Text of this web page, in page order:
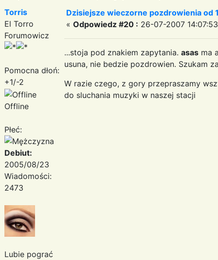
Torris
El Torro
Forumowicz
Pomocna dłoń:
+1/-2
Offline
Płeć:
Debiut:
2005/08/23
Wiadomości:
2473
Lubie pograć
Dzisiejsze wieczorne pozdrowienia od
« Odpowiedz #20 : 26-07-2007
...stoja pod znakiem zapytania. asas ma
usuna, nie bedzie pozdrowien. Szukam
W razie czego, z gory przepraszamy
do sluchania muzyki w naszej stacji